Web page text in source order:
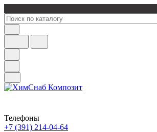
Телефоны
+7 (391) 214-04-64